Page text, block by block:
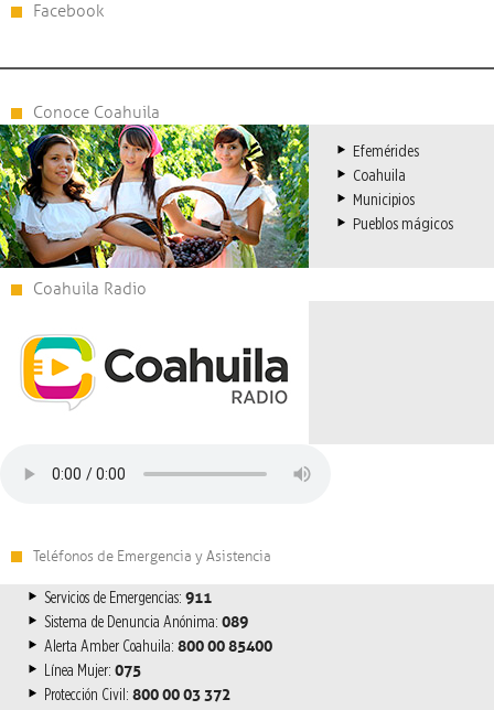
Facebook
Conoce Coahuila
Efemérides
Coahuila
Municipios
Pueblos mágicos
Coahuila Radio
Teléfonos de Emergencia y Asistencia
Servicios de Emergencias: 911
Sistema de Denuncia Anónima: 089
Alerta Amber Coahuila: 800 00 85400
Línea Mujer: 075
Protección Civil: 800 00 03 372